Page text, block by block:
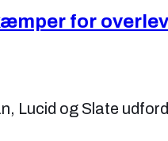
for
Lucid og Slate